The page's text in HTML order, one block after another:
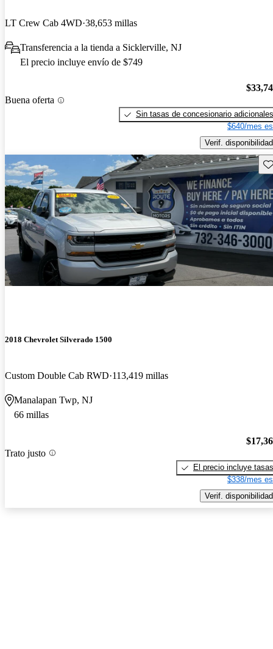
LT Crew Cab 4WD 38,653 millas
Transferencia a la tienda a Sicklerville, NJ
El precio incluye envío de $749
Buena oferta
Sin tasas de concesionario adicionales
$640/mes
Verif. disponibilidad
2018 Chevrolet Silverado 1500
Custom Double Cab RWD 113,419 millas
Manalapan Twp, NJ
66 millas
Trato justo
El precio incluye tasas
$338/mes
Verif. disponibilidad